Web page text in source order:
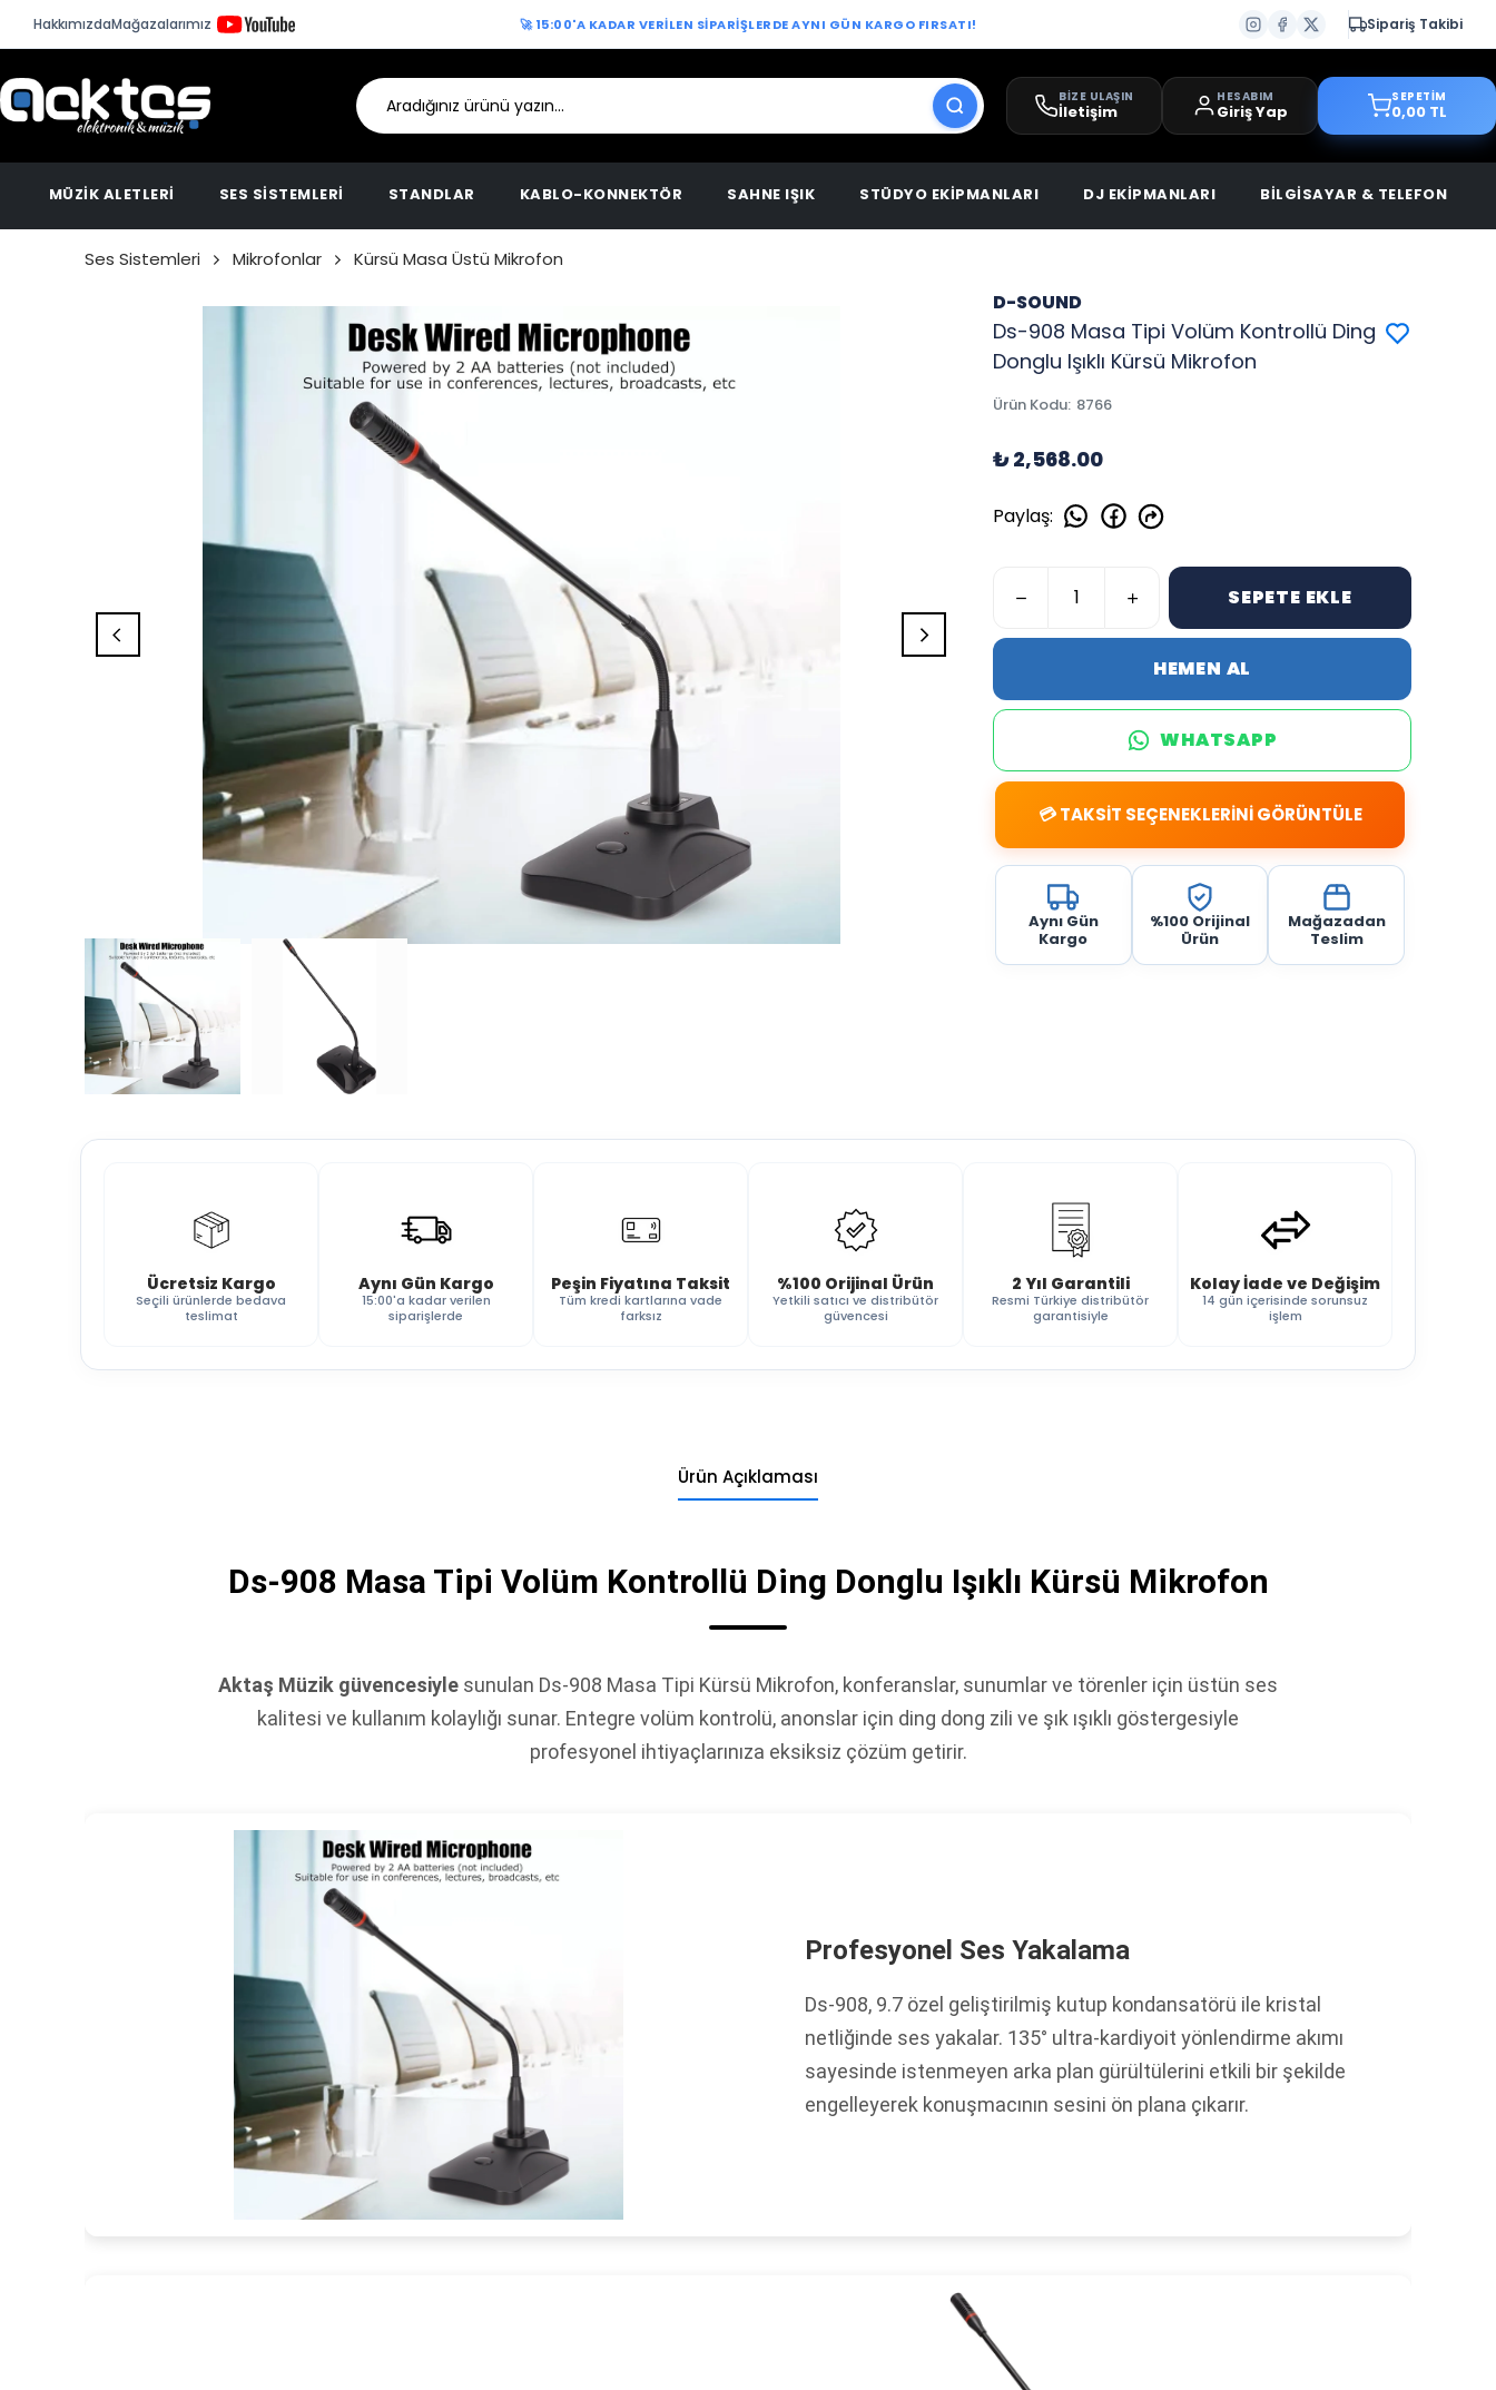
HakkımızdaMağazalarımız 🚀 15:00'A KADAR VERİLEN SİPARİŞLERDE AYNI GÜN KARGO FIRSATI! Sipariş Takibi
BİZE ULAŞIN
İletişim
HESABIM
Giriş Yap
SEPETİM
0,00 TL
MÜZİK ALETLERİ SES SİSTEMLERİ STANDLAR KABLO-KONNEKTÖR SAHNE IŞIK STÜDYO EKİPMANLARI DJ EKİPMANLARI BİLGİSAYAR & TELEFON
Ses Sistemleri Mikrofonlar Kürsü Masa Üstü Mikrofon
D-SOUND
Ds-908 Masa Tipi Volüm Kontrollü Ding
Donglu Işıklı Kürsü Mikrofon
Ürün Kodu: 8766
₺ 2,568.00
Paylaş:
SEPETE EKLE
HEMEN AL
WHATSAPP
💳 TAKSİT SEÇENEKLERİNİ GÖRÜNTÜLE
Aynı Gün
Kargo
%100 Orijinal
Ürün
Mağazadan
Teslim
Ücretsiz Kargo
Seçili ürünlerde bedava
teslimat
Aynı Gün Kargo
15:00'a kadar verilen
siparişlerde
Peşin Fiyatına Taksit
Tüm kredi kartlarına vade
farksız
%100 Orijinal Ürün
Yetkili satıcı ve distribütör
güvencesi
2 Yıl Garantili
Resmi Türkiye distribütör
garantisiyle
Kolay İade ve Değişim
14 gün içerisinde sorunsuz
işlem
Ürün Açıklaması
Ds-908 Masa Tipi Volüm Kontrollü Ding Donglu Işıklı Kürsü Mikrofon
Aktaş Müzik güvencesiyle sunulan Ds-908 Masa Tipi Kürsü Mikrofon, konferanslar, sunumlar ve törenler için üstün ses
kalitesi ve kullanım kolaylığı sunar. Entegre volüm kontrolü, anonslar için ding dong zili ve şık ışıklı göstergesiyle
profesyonel ihtiyaçlarınıza eksiksiz çözüm getirir.
Profesyonel Ses Yakalama
Ds-908, 9.7 özel geliştirilmiş kutup kondansatörü ile kristal
netliğinde ses yakalar. 135° ultra-kardiyoit yönlendirme akımı
sayesinde istenmeyen arka plan gürültülerini etkili bir şekilde
engelleyerek konuşmacının sesini ön plana çıkarır.